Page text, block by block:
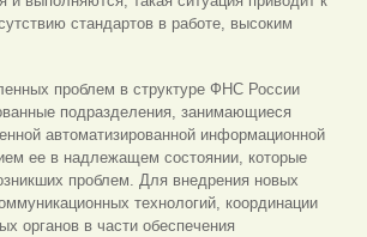
стандартов в работе, высоким
проблем в структуре ФНС России
подразделения, занимающиеся
автоматизированной информационной
ее в надлежащем состоянии, которые
проблем. Для внедрения новых
технологий, координации
органов в части обеспечения